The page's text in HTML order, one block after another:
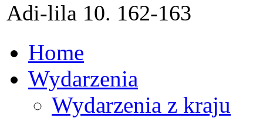
Adi-lila 10. 162-163
Home
Wydarzenia
Wydarzenia z kraju